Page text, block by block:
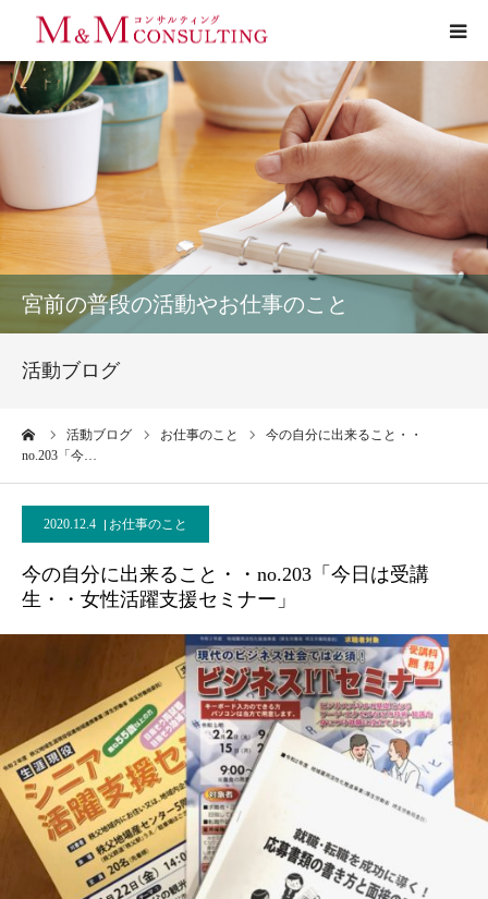
宮前の普段の活動やお仕事のこと
活動ブログ
活動ブログ お仕事のこと
今の自分に出来ること・・
no.203「今…
2020.12.4 お仕事のこと
今の自分に出来ること・・no.203「今日は受講
生・・女性活躍支援セミナー」
プロフィール
サービス
お客様の声
実績